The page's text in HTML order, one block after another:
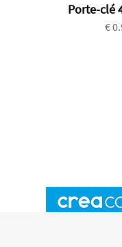
Porte-clé
€